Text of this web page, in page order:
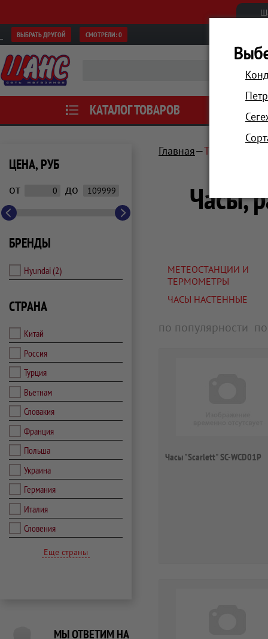
ВЫБРАТЬ ДРУГОЙ СМОТРЕЛИ:0
КАТАЛОГ ТОВАРОВ АКЦИИ
ЦЕНА, РУБ
от до
БРЕНДЫ
Hyundai(2)
СТРАНА
Китай
Россия
Турция
Вьетнам
Словакия
Франция
Польша
Украина
Германия
Италия
Словения
Еще страны
МЫ ОТВЕТИМ НА
Главная Техника для
Часы,
МЕТЕОСТАНЦИИ И
ТЕРМОМЕТРЫ
ЧАСЫ НАСТЕННЫЕ
по популярности
Часы "Scarlett" SC-WCD01P